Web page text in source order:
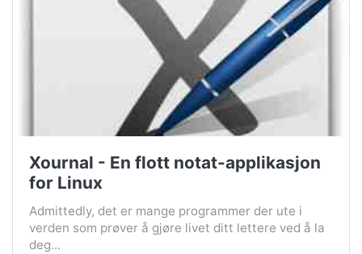
Xournal - En flott notat-applikasjon
for Linux
Admittedly, det er mange programmer der ute i
verden som prøver å gjøre livet ditt lettere ved å la
deg...